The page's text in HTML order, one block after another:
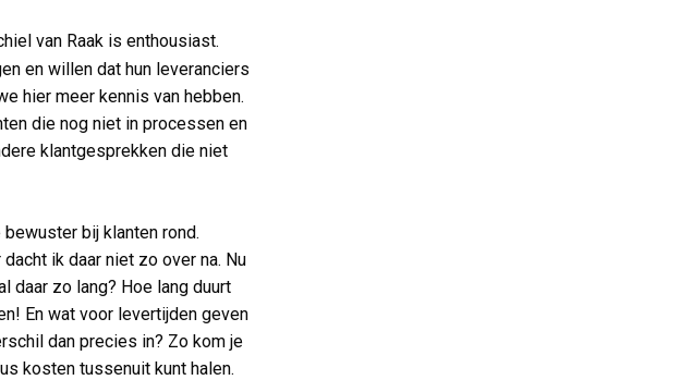
van Raak is enthousiast.
en willen dat hun leveranciers
hier meer kennis van hebben.
die nog niet in processen en
klantgesprekken die niet
bij klanten rond.
ik daar niet zo over na. Nu
daar zo lang? Hoe lang duurt
En wat voor levertijden geven
dan precies in? Zo kom je
kosten tussenuit kunt halen.